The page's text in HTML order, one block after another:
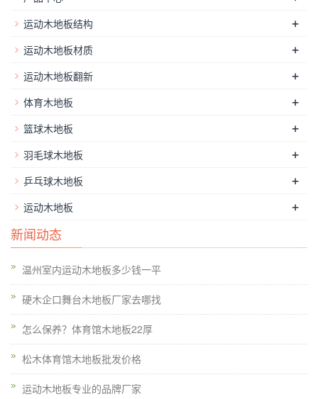
在体育馆中几乎是天天都有人来进行运动的，每天要有很多
话，就有可能会出现，因为耐磨性能不达标而出现地板非常容易
出现被磨损的现象。这样，它们的使用寿命就会有较大的影响，
而这对开发商是不利的。因为很多的运动场的的建造者在使用选
的严格的，尤其是在这个针对体育木地板的耐磨性能方面，他们
的要求更是非常的严格。有如下特性：
1、减少尺寸受力不稳定的现象：体育木地板通过了在耐摩
艺，丰富了在各种耐磨的木制的材料中使用稳定的要点，防止了
在工艺中弹性偏激的现象。
用中，具备了较高的吸收震动功能，有效的改善了在木制的结构
材料中造成划伤的现象，支撑了在重力的塑料材料中不宜反弹的
运动木地板结构 +
运动木地板材质 +
运动木地板翻新 +
体育木地板 +
篮球木地板 +
羽毛球木地板 +
乒乓球木地板 +
运动木地板 +
新闻动态
温州室内运动木地板多少钱一平
硬木企口舞台木地板厂家去哪找
怎么保养？体育馆木地板22厚
松木体育馆木地板批发价格
运动木地板专业的品牌厂家